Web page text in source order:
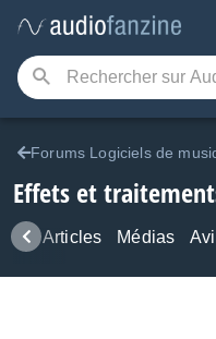
Forums Logiciels de
Effets et
Articles Médias